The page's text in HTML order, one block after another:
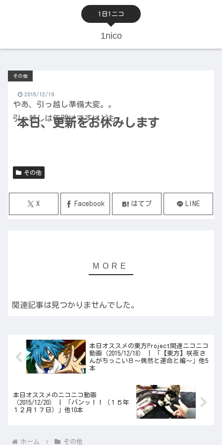
1日1ニコ
1nico
本日、更新をお休みします
その他
2015/12/19
やあ、引っ越し準備大変。。
引っ越しは年明けですけども。
その他
X Facebook はてブ LINE
関連記事は見つかりませんでした。
本日オススメの東方Project関連ニコニコ
動画（2015/12/18） | 「【東方】咲夜さ
んがちっこい８～偶然と運命と編～」他5
本
本日オススメのニコニコ動画
（2015/12/20） | 「バンッ！！（１５年
１２月１７日）」他10本
ホーム その他